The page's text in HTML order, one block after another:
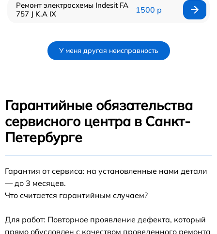
Ремонт электросхемы Indesit FA
757 J K.A IX
1500 р
У меня другая неисправность
Гарантийные обязательства
сервисного центра в Санкт-
Петербурге
Гарантия от сервиса: на установленные нами детали
— до 3 месяцев.
Что считается гарантийным случаем?
Для работ: Повторное проявление дефекта, который
прямо обусловлен с качеством проведенного ремонта